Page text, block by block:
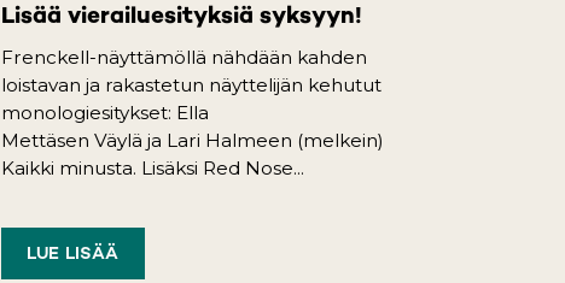
Lisää vierailuesityksiä syksyyn!
Frenckell-näyttämöllä nähdään kahden
loistavan ja rakastetun näyttelijän kehutut
monologiesitykset: Ella
Mettäsen Väylä ja Lari Halmeen (melkein)
Kaikki minusta. Lisäksi Red Nose...
LUE LISÄÄ